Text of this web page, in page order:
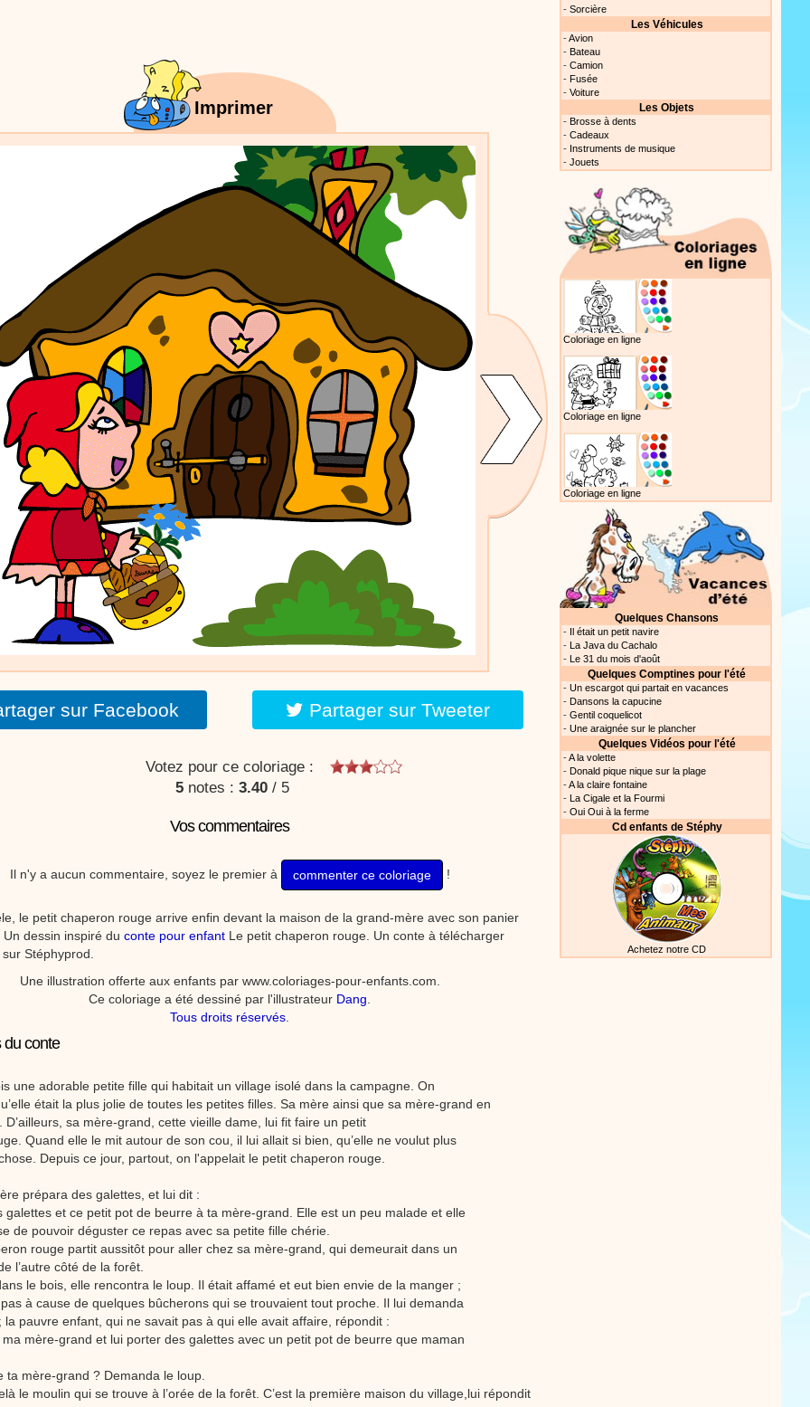
Chansons de Noël, 21 minutes de dessins animés
Des chansons de Noël, des contes de Noël, profitez de 21 minutes de
productions de Noël sans interruption de pub. un petit moment de tranquillité pour votre enfant ou pour les
parents !!! De la première note de musique au dernier coup de crayon, une production 100/100
Programmez un spectacle enfant de Stéphy
Spectacles Pour votre école, pour votre centre de loisirs ou pour votre théâtre,
programmez un spectacle musical de Stéphy. Du conte musical au concert, des super
spectacles pour les enfants, ça déménage ! Parents, conseillez les spectacles de Stéphy, à
vos écoles, vos centres de loisirs ou à votre mairie. Informez-les de la richesse de contenu
du site www.stephyprod.com.
Proposer une actualité
Imprimer
sur Facebook Partager sur Tweeter
Votez pour ce coloriage :
5notes : 3.40/ 5
Vos commentaires
Il n'y a aucun commentaire, soyez le premier à commenter ce coloriage !
le petit chaperon rouge arrive enfin devant la maison de la grand-mère avec son panier
dessin inspiré du conte pour enfant Le petit chaperon rouge. Un conte à télécharger
Stéphyprod.
Une illustration offerte aux enfants par www.coloriages-pour-enfants.com.
Ce coloriage a été dessiné par l'illustrateur Dang
Tous droits réservés
du conte
une adorable petite fille qui habitait un village isolé dans la campagne. On
était la plus jolie de toutes les petites filles. Sa mère ainsi que sa mère-grand en
D’ailleurs, sa mère-grand, cette vieille dame, lui fit faire un petit
Quand elle le mit autour de son cou, il lui allait si bien, qu’elle ne voulut plus
Depuis ce jour, partout, on l'appelait le petit chaperon rouge.
prépara des galettes, et lui dit :
galettes et ce petit pot de beurre à ta mère-grand. Elle est un peu malade et elle
de pouvoir déguster ce repas avec sa petite fille chérie.
rouge partit aussitôt pour aller chez sa mère-grand, qui demeurait dans un
l’autre côté de la forêt.
le bois, elle rencontra le loup. Il était affamé et eut bien envie de la manger ;
à cause de quelques bûcherons qui se trouvaient tout proche. Il lui demanda
la pauvre enfant, qui ne savait pas à qui elle avait affaire, répondit :
mère-grand et lui porter des galettes avec un petit pot de beurre que maman
ta mère-grand ? Demanda le loup.
le moulin qui se trouve à l’orée de la forêt. C’est la première maison du village,lui répondit
- Sorcière
Les Véhicules
-Avion
- Bateau
- Camion
- Fusée
- Voiture
Les Objets
- Brosse à dents
- Cadeaux
- Instruments de musique
- Jouets
Coloriage en ligne
Coloriage en ligne
Coloriage en ligne
Quelques Chansons
- Il était un petit navire
- La Java du Cachalo
- Le 31 du mois d'août
Quelques Comptines pour l'été
- Un escargot qui partait en vacances
- Dansons la capucine
- Gentil coquelicot
- Une araignée sur le plancher
Quelques Vidéos pour l'été
-A la volette
- Donald pique nique sur la plage
-A la claire fontaine
- La Cigale et la Fourmi
- Oui Oui à la ferme
Cd enfants de Stéphy
Achetez notre CD